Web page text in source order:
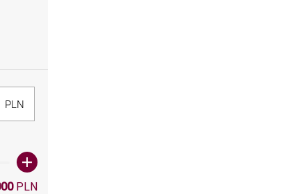
wartośc: 80000
PLN
PLN